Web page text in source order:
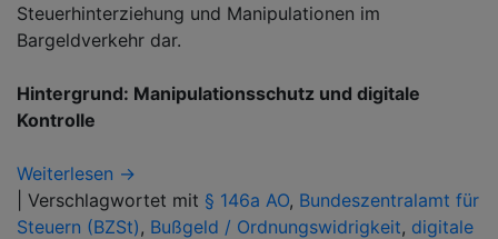
Steuerhinterziehung und Manipulationen im
Bargeldverkehr dar.
Hintergrund: Manipulationsschutz und digitale
Kontrolle
Weiterlesen →
Verschlagwortet mit § 146a AO, Bundeszentralamt für
Steuern (BZSt) , Bußgeld / Ordnungswidrigkeit, digitale